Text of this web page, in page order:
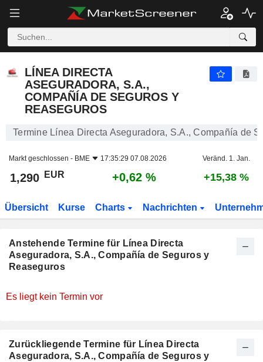
LÍNEA DIRECTA ASEGURADORA, S.A., COMPAÑÍA
LÍNEA DIRECTA
ASEGURADORA, S.A.,
COMPAÑÍA DE SEGUROS Y
REASEGUROS
Termine Línea Directa Aseguradora, S.A., Compañía de
Markt geschlossen - BME 17:35:29 07.08.2026 Veränd. 1. Jan.
1,290 EUR +0,62 % +15,38 %
Übersicht Kurse Charts Nachrichten
Anstehende Termine für Línea Directa
Aseguradora, S.A., Compañía de Seguros y
Reaseguros
Es liegt kein Termin vor
Zurückliegende Termine für Línea Directa
Aseguradora, S.A., Compañía de Seguros y